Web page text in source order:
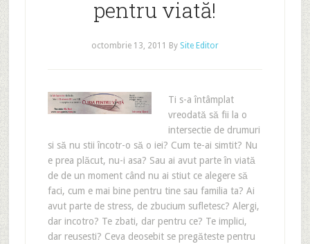
pentru viată!
octombrie 13, 2011 By Site Editor
Ti s-a întâmplat
vreodată să fii la o
intersectie de drumuri
si să nu stii încotr-o să o iei? Cum te-ai simtit? Nu
e prea plăcut, nu-i asa? Sau ai avut parte în viată
de de un moment când nu ai stiut ce alegere să
faci, cum e mai bine pentru tine sau familia ta? Ai
avut parte de stress, de zbucium sufletesc? Alergi,
dar incotro? Te zbati, dar pentru ce? Te implici,
dar reusesti? Ceva deosebit se pregăteste pentru